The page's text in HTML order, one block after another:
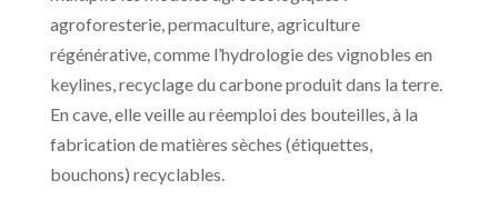
agroforesterie, permaculture, agriculture
régénérative, comme l’hydrologie des vignobles en
keylines, recyclage du carbone produit dans la terre.
En cave, elle veille au réemploi des bouteilles, à la
fabrication de matières sèches (étiquettes,
bouchons) recyclables.